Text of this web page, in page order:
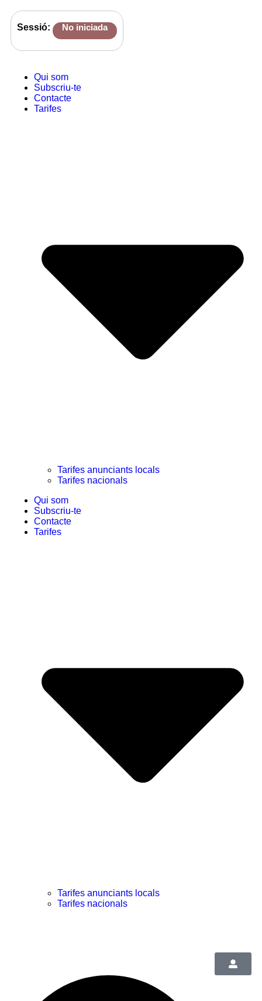
Sessió: No iniciada
Qui som
Subscriu-te
Contacte
Tarifes
Tarifes anunciants locals
Tarifes nacionals
Qui som
Subscriu-te
Contacte
Tarifes
Tarifes anunciants locals
Tarifes nacionals